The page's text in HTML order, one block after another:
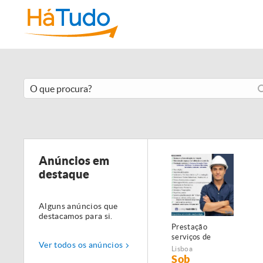
Anúncios em
destaque
Alguns anúncios que
destacamos para si.
Ver todos os anúncios
Prestação
serviços de
Manutenção,
Restauro e
Lisboa
Sob